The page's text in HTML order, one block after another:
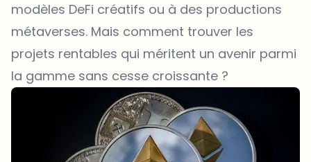
modèles DeFi créatifs ou à des productions
métaverses. Mais comment trouver les
projets rentables qui méritent un avenir parmi
la gamme sans cesse croissante ?